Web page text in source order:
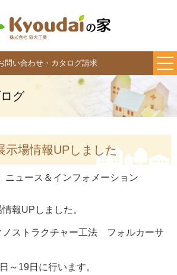
問い合わせ・カタログ請求
グ
示場情報UPしました
ニュース＆インフォメーション
報UPしました。
ストラクチャー工法 フォルカーサ
～19日に行います。